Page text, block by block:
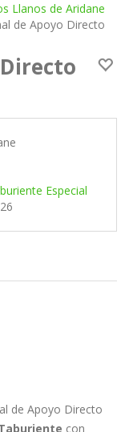
Llanos de Aridane
de Apoyo Directo
Especial
de Apoyo Directo
con